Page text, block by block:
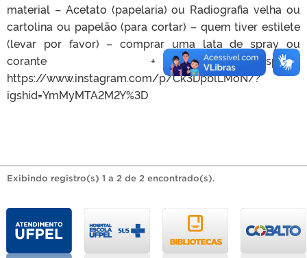
material – Acetato (papelaria) ou Radiografia velha ou
cartolina ou papelão (para cortar) – quem tiver estilete
(levar por favor) – comprar uma lata de spray ou
corante + esponja
https://www.instagram.com/p/Ck3DpblLMoN/?
igshid=YmMyMTA2M2Y%3D
Exibindo registro(s) 1 a 2 de 2 encontrado(s).